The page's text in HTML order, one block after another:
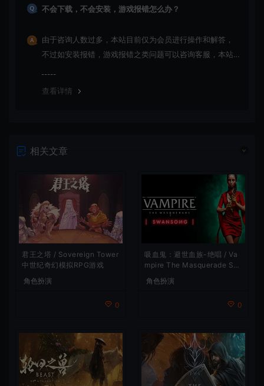
不会下载，不会安装，游戏报错怎么办？
由于咨询人数过多，本站目前仅为会员进行操作和解答，
不过如安装报错，游戏报错之类问题可以咨询客服，本站
查看详情
相关文章
君王之塔 / Sovereign Tower
中世纪奇幻模拟RPG游戏
角色扮演
0
吸血鬼：避世血族-绝唱 / Va
mpire The Masquerade Sw
角色扮演
0